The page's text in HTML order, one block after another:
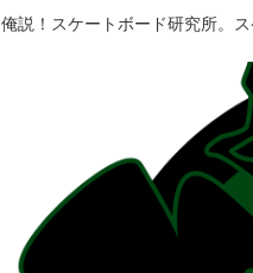
俺説！スケートボード研究所。